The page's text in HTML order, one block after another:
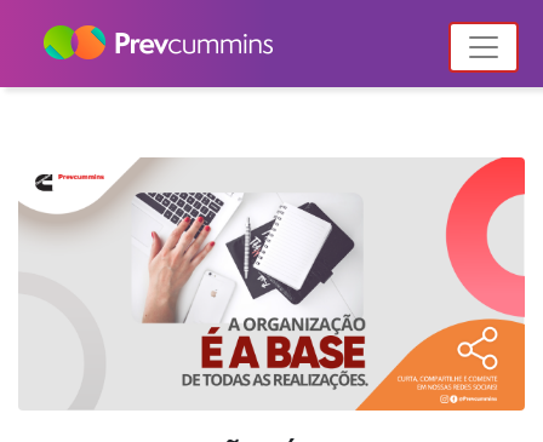
Home Notícias Posts tagged "organização"